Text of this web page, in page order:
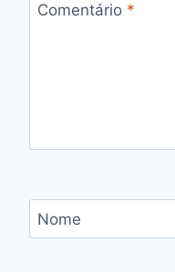
Comentário *
Nome